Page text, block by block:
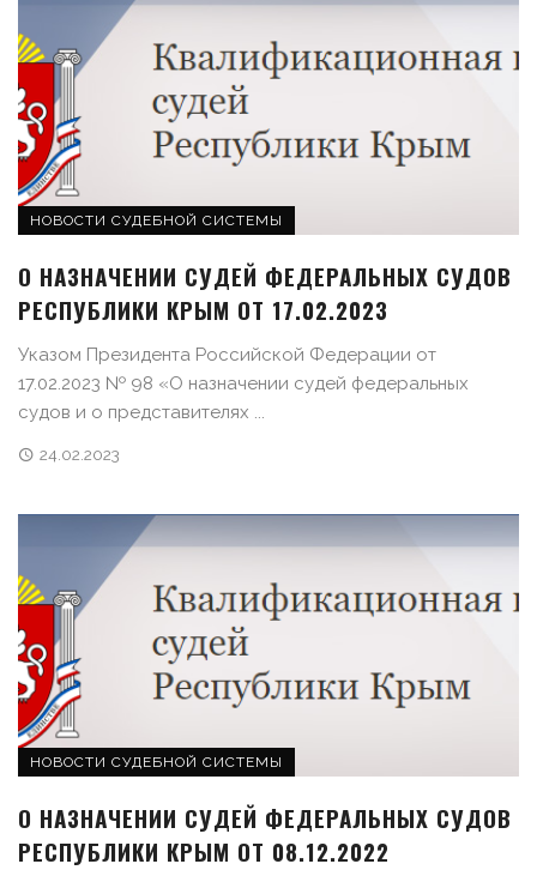
НОВОСТИ СУДЕБНОЙ СИСТЕМЫ
О НАЗНАЧЕНИИ СУДЕЙ ФЕДЕРАЛЬНЫХ СУДОВ
РЕСПУБЛИКИ КРЫМ ОТ 17.02.2023
Указом Президента Российской Федерации от
17.02.2023 № 98 «О назначении судей федеральных
судов и о представителях ...
24.02.2023
НОВОСТИ СУДЕБНОЙ СИСТЕМЫ
О НАЗНАЧЕНИИ СУДЕЙ ФЕДЕРАЛЬНЫХ СУДОВ
РЕСПУБЛИКИ КРЫМ ОТ 08.12.2022